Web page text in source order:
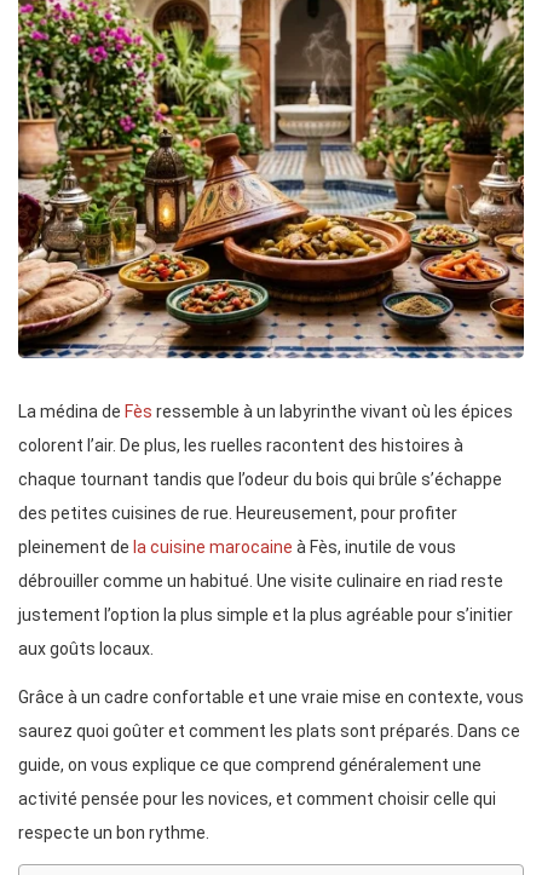
La médina de Fès ressemble à un labyrinthe vivant où les épices
colorent l’air. De plus, les ruelles racontent des histoires à
chaque tournant tandis que l’odeur du bois qui brûle s’échappe
des petites cuisines de rue. Heureusement, pour profiter
pleinement de la cuisine marocaine à Fès, inutile de vous
débrouiller comme un habitué. Une visite culinaire en riad reste
justement l’option la plus simple et la plus agréable pour s’initier
aux goûts locaux.
Grâce à un cadre confortable et une vraie mise en contexte, vous
saurez quoi goûter et comment les plats sont préparés. Dans ce
guide, on vous explique ce que comprend généralement une
activité pensée pour les novices, et comment choisir celle qui
respecte un bon rythme.